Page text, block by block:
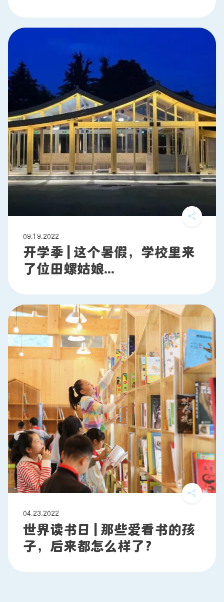
09.19.2022
开学季 | 这个暑假，学校里来
了位田螺姑娘...
04.23.2022
世界读书日 | 那些爱看书的孩
子，后来都怎么样了？